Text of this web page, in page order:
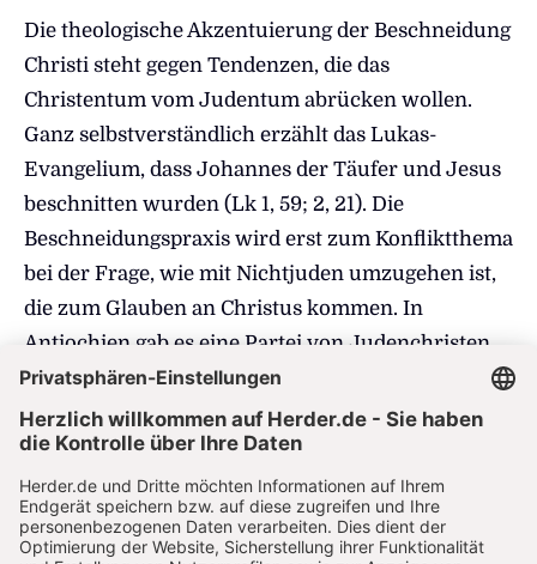
Die theologische Akzentuierung der Beschneidung
Christi steht gegen Tendenzen, die das
Christentum vom Judentum abrücken wollen.
Ganz selbstverständlich erzählt das Lukas-
Evangelium, dass Johannes der Täufer und Jesus
beschnitten wurden (Lk 1, 59; 2, 21). Die
Beschneidungspraxis wird erst zum Konfliktthema
bei der Frage, wie mit Nichtjuden umzugehen ist,
die zum Glauben an Christus kommen. In
Antiochien gab es eine Partei von Judenchristen,
welche die Beschneidung nach dem Brauch des
Mose für heilsnotwenig hielt: sine circumcisione
nulla salus (vgl. Apg 15, 1). Paulus und Barnabas
widersprachen, es kam zum heftigen Streit. Um
diesen innerchristlichen Disput zu lösen, wurden
Paulus und Barnabas von der Gemeinde in